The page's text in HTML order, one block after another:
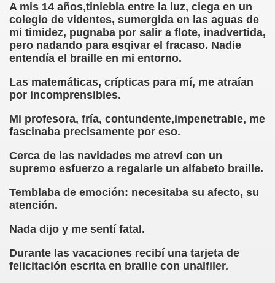
A mis 14 años,tiniebla entre la luz, ciega en un
colegio de videntes, sumergida en las aguas de
mi timidez, pugnaba por salir a flote, inadvertida,
pero nadando para esqivar el fracaso. Nadie
entendía el braille en mi entorno.
Las matemáticas, crípticas para mí, me atraían
por incomprensibles.
Mi profesora, fría, contundente,impenetrable, me
fascinaba precisamente por eso.
Cerca de las navidades me atreví con un
supremo esfuerzo a regalarle un alfabeto braille.
Temblaba de emoción: necesitaba su afecto, su
atención.
Nada dijo y me sentí fatal.
Durante las vacaciones recibí una tarjeta de
felicitación escrita en braille con unalfiler.
Bernal García)
Sánchez)
Soliño)